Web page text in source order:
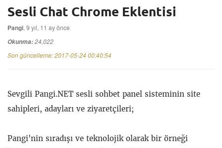
Sesli Chat Chrome Eklentisi
Pangi, 9 yıl, 11 ay önce
Okunma:24,022
Son güncelleme:2017-05-24 00:40:54
Sevgili Pangi.NET sesli sohbet panel sisteminin site
sahipleri, adayları ve ziyaretçileri;
Pangi'nin sıradışı ve teknolojik olarak bir örneği